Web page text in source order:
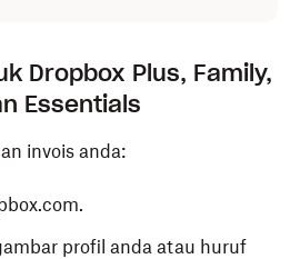
Dropbox Plus, Family,
Essentials
invois anda:
profil anda atau huruf